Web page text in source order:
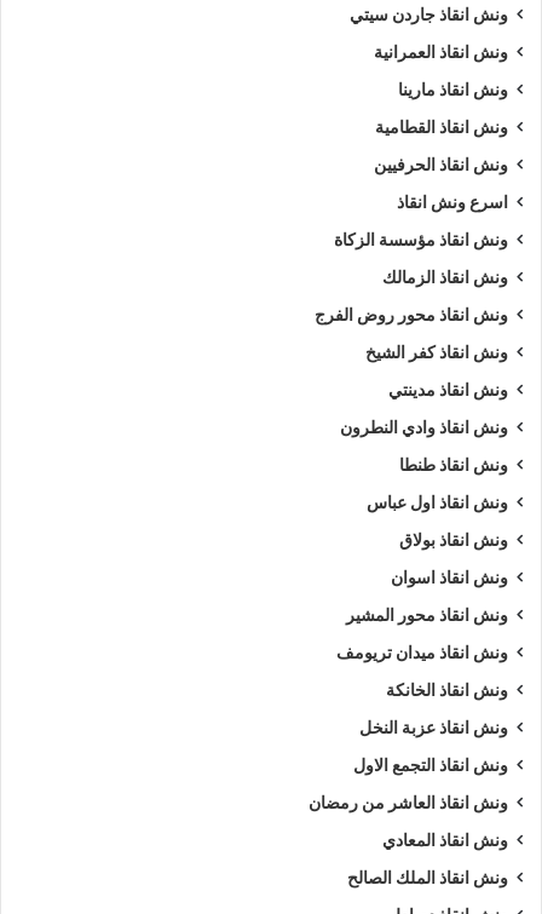
ونش انقاذ جاردن سيتي
ونش انقاذ العمرانية
ونش انقاذ مارينا
ونش انقاذ القطامية
ونش انقاذ الحرفيين
اسرع ونش انقاذ
ونش انقاذ مؤسسة الزكاة
ونش انقاذ الزمالك
ونش انقاذ محور روض الفرج
ونش انقاذ كفر الشيخ
ونش انقاذ مدينتي
ونش انقاذ وادي النطرون
ونش انقاذ طنطا
ونش انقاذ اول عباس
ونش انقاذ بولاق
ونش انقاذ اسوان
ونش انقاذ محور المشير
ونش انقاذ ميدان تريومف
ونش انقاذ الخانكة
ونش انقاذ عزبة النخل
ونش انقاذ التجمع الاول
ونش انقاذ العاشر من رمضان
ونش انقاذ المعادي
ونش انقاذ الملك الصالح